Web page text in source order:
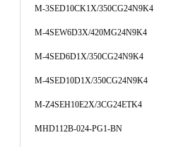
M-3SED10CK1X/350CG24N9K4
M-4SEW6D3X/420MG24N9K4
M-4SED6D1X/350CG24N9K4
M-4SED10D1X/350CG24N9K4
M-Z4SEH10E2X/3CG24ETK4
MHD112B-024-PG1-BN